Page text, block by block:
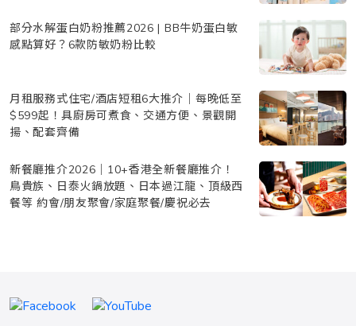
部分水解蛋白奶粉推薦2026 | BB牛奶蛋白敏
感點算好？6款防敏奶粉比較
月租服務式住宅/酒店短租6大推介｜每晚低至
$599起！具廚房可煮食、交通方便、景觀開
揚、配套齊備
新餐廳推介2026｜10+香港全新餐廳推介！
鳥貴族、日泰火鍋放題、日本過江龍、頂級西
餐等 約會/朋友聚會/家庭聚餐/慶祝必去